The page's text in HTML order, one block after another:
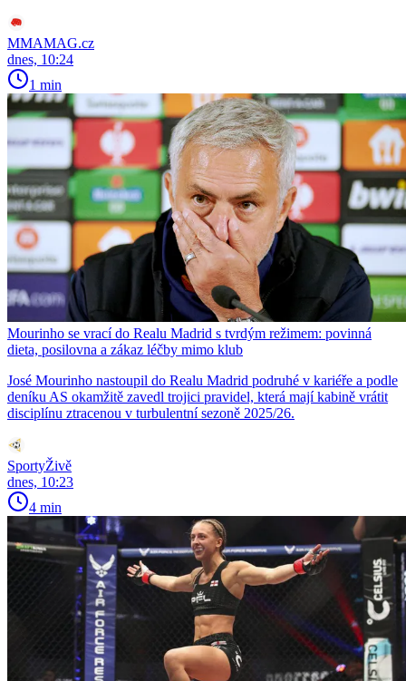
MMAMAG.cz
dnes, 10:24
1 min
Mourinho se vrací do Realu Madrid s tvrdým režimem: povinná
dieta, posilovna a zákaz léčby mimo klub
José Mourinho nastoupil do Realu Madrid podruhé v kariéře a podle
deníku AS okamžitě zavedl trojici pravidel, která mají kabině vrátit
disciplínu ztracenou v turbulentní sezoně 2025/26.
SportyŽivě
dnes, 10:23
4 min